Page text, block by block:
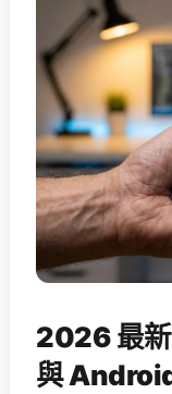
2026 最
與